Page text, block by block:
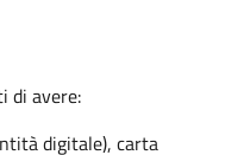
di avere:
digitale), carta